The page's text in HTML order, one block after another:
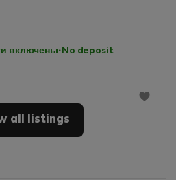
включены· No deposit
all listings